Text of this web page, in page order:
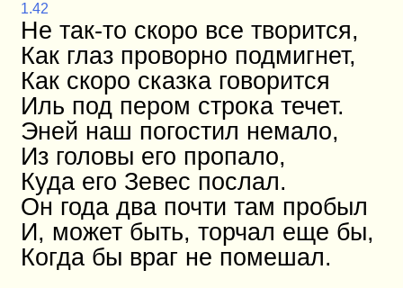
1.42
Не так-то скоро все творится,
Как глаз проворно подмигнет,
Как скоро сказка говорится
Иль под пером строка течет.
Эней наш погостил немало,
Из головы его пропало,
Куда его Зевес послал.
Он года два почти там пробыл
И, может быть, торчал еще бы,
Когда бы враг не помешал.